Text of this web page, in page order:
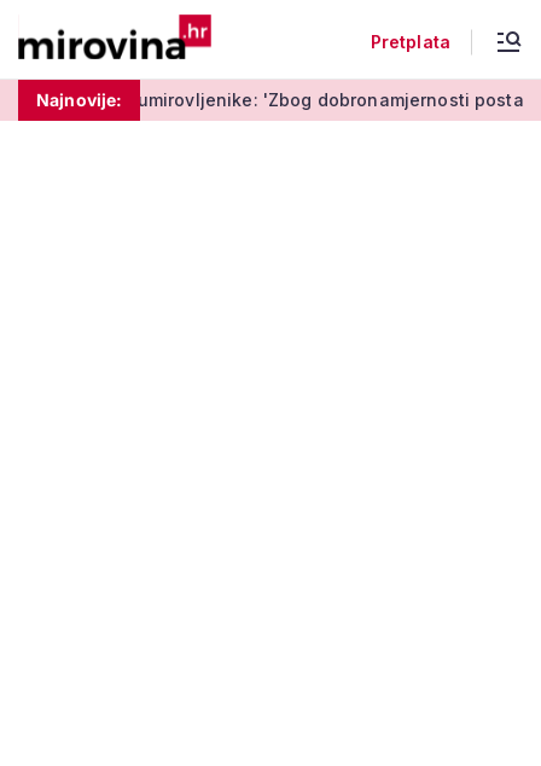
Pretplata
Najnovije:'Zbog dobronamjernosti postaju meta prijevare'